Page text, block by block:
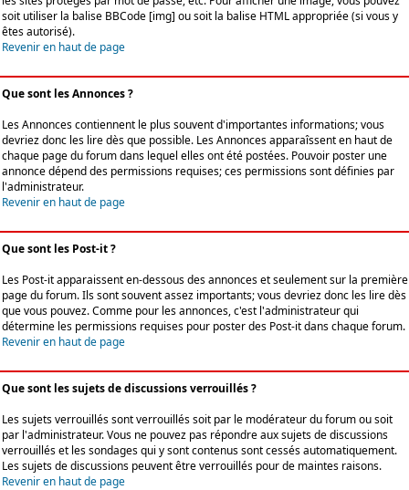
soit utiliser la balise BBCode [img] ou soit la balise HTML appropriée (si vous y
êtes autorisé).
Revenir en haut de page
Que sont les Annonces ?
Les Annonces contiennent le plus souvent d'importantes informations; vous
devriez donc les lire dès que possible. Les Annonces apparaîssent en haut de
chaque page du forum dans lequel elles ont été postées. Pouvoir poster une
annonce dépend des permissions requises; ces permissions sont définies par
l'administrateur.
Revenir en haut de page
Que sont les Post-it ?
Les Post-it apparaissent en-dessous des annonces et seulement sur la première
page du forum. Ils sont souvent assez importants; vous devriez donc les lire dès
que vous pouvez. Comme pour les annonces, c'est l'administrateur qui
détermine les permissions requises pour poster des Post-it dans chaque forum.
Revenir en haut de page
Que sont les sujets de discussions verrouillés ?
Les sujets verrouillés sont verrouillés soit par le modérateur du forum ou soit
par l'administrateur. Vous ne pouvez pas répondre aux sujets de discussions
verrouillés et les sondages qui y sont contenus sont cessés automatiquement.
Les sujets de discussions peuvent être verrouillés pour de maintes raisons.
Revenir en haut de page